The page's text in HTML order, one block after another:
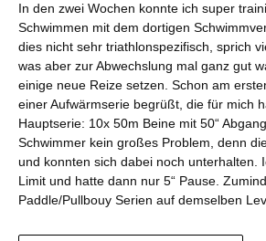
In den zwei Wochen konnte ich super
Schwimmen mit dem dortigen
dies nicht sehr triathlonspezifisch, sprich
was aber zur Abwechslung mal ganz gut
einige neue Reize setzen. Schon am
einer Aufwärmserie begrüßt, die für mich
Hauptserie: 10x 50m Beine mit 50“
Schwimmer kein großes Problem, denn
und konnten sich dabei noch unterhalten.
Limit und hatte dann nur 5“ Pause.
Paddle/Pullbouy Serien auf demselben